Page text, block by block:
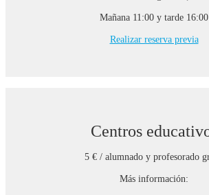
Mañana 11:00 y tarde 16:00
Realizar reserva previa
Centros
5 € / alumnado y profesorado
Más información: